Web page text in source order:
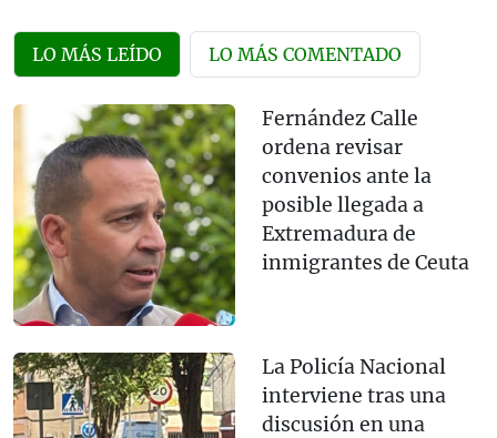
LO MÁS LEÍDO LO MÁS COMENTADO
Fernández Calle
ordena revisar
convenios ante la
posible llegada a
Extremadura de
inmigrantes de Ceuta
La Policía Nacional
interviene tras una
discusión en una